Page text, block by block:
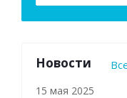
Новости
15 мая 2025